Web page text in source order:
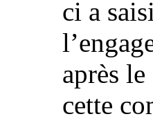
ci a
après
cette